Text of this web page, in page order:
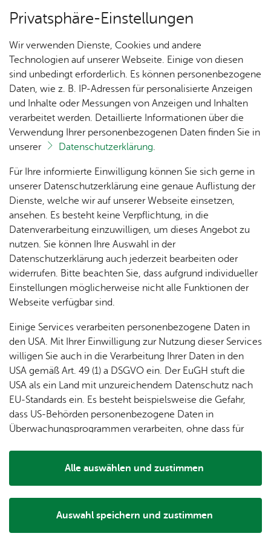
Un­se­re Ort­schaft
Ak­tu­
1250
Jahre
Ai­lin­
gen
chen­
markt
Mit­tei­
lungs­
blatt
Zah­
len,
Daten
& Fak­
ten
Ai­lin­
ger
Fe­ri­
en­
Ge­
schic
h­te
Orts­
vor­
& Ort­
schaft
s­rat
Ver­
eins­le­
ben
Lo­ka­le
Agen­
da
Ak­ti­on
mein­
sinn
Ai­lin­
gen
Öf­
fent­li­
Ein­
rich­
tun­
gen
Bil­der
Orts­
plan
Aus­bil­
dung
& of­fe­
Orts­plan
Spiel­platz It­ten­hau­sen Nord,
Alter Wein­berg
Vor­le­sen
mit­tel­gro­ße An­la­ge, ge­eig­net für Klein­kin­der und
Schul­kin­der
Größe:950 m²
Spielmöglichkeiten:´Kletterspielgerät mit Rutsche,
Tischtennisplatte
Privatsphäre-Einstellungen
Wir verwenden Dienste, Cookies und andere
Technologien auf unserer Webseite. Einige von diesen
sind unbedingt erforderlich. Es können personenbezogene
Daten, wie z. B. IP-Adressen für personalisierte Anzeigen
und Inhalte oder Messungen von Anzeigen und Inhalten
verarbeitet werden. Detaillierte Informationen über die
Verwendung Ihrer personenbezogenen Daten finden Sie in
unserer
Datenschutzerklärung.
Für Ihre informierte Einwilligung können Sie sich gerne in
unserer Datenschutzerklärung eine genaue Auflistung der
Dienste, welche wir auf unserer Webseite einsetzen,
ansehen. Es besteht keine Verpflichtung, in die
Datenverarbeitung einzuwilligen, um dieses Angebot zu
nutzen. Sie können Ihre Auswahl in der
Datenschutzerklärung auch jederzeit bearbeiten oder
widerrufen. Bitte beachten Sie, dass aufgrund individueller
Einstellungen möglicherweise nicht alle Funktionen der
Webseite verfügbar sind.
Einige Services verarbeiten personenbezogene Daten in
den USA. Mit Ihrer Einwilligung zur Nutzung dieser Services
willigen Sie auch in die Verarbeitung Ihrer Daten in den
USA gemäß Art. 49 (1) a DSGVO ein. Der EuGH stuft die
USA als ein Land mit unzureichendem Datenschutz nach
EU-Standards ein. Es besteht beispielsweise die Gefahr,
dass US-Behörden personenbezogene Daten in
Überwachungsprogrammen verarbeiten, ohne dass für
Auswahl speichern und zustimmen
Alle auswählen und zustimmen